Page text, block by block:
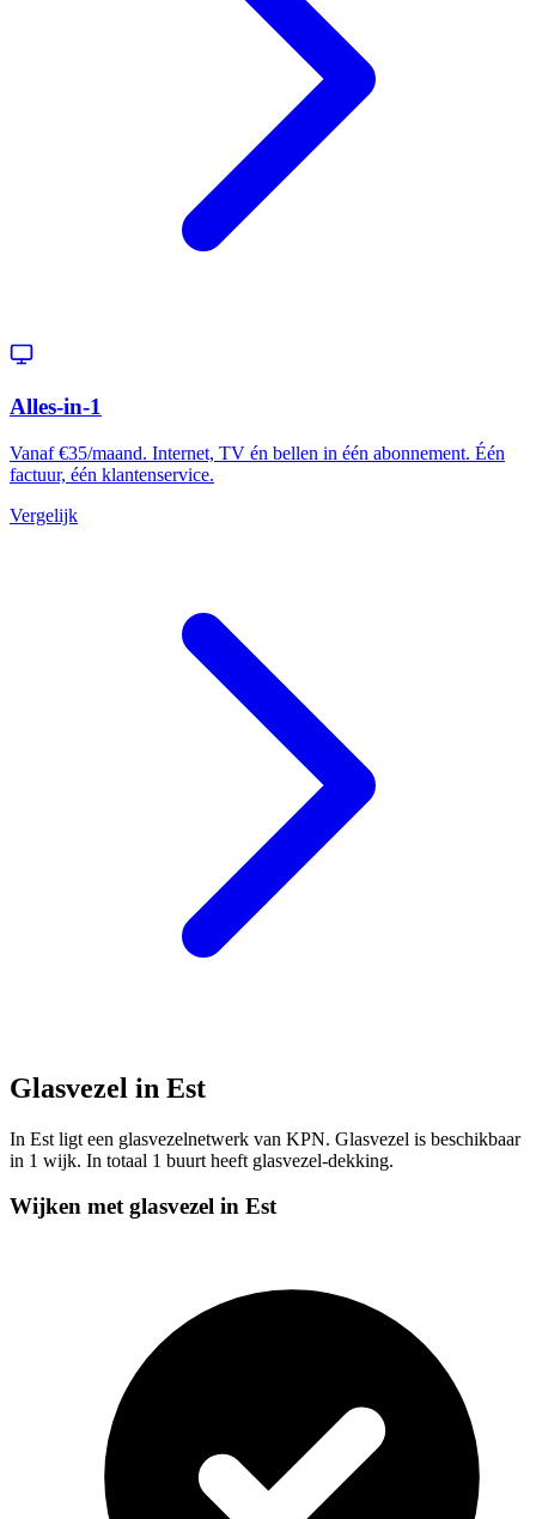
Alles-in-1
Vanaf €35/maand. Internet, TV én bellen in één abonnement. Één
factuur, één klantenservice.
Vergelijk
Glasvezel in Est
In Est ligt een glasvezelnetwerk van KPN. Glasvezel is beschikbaar
in 1 wijk. In totaal 1 buurt heeft glasvezel-dekking.
Wijken met glasvezel in Est